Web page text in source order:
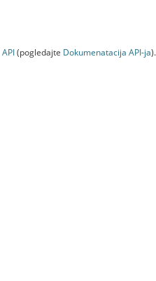
API(pogledajte Dokumenаtаcijа API-jа).